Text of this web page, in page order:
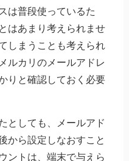
は普段使っているた
はあまり考えられませ
しまうことも考えられ
ルカリのメールアドレ
りと確認しておく必要
としても、メールアド
から設定しなおすこと
ントは、端末で与えら